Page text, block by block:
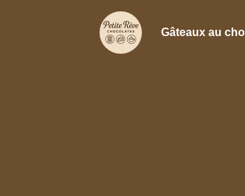
Gâteaux au